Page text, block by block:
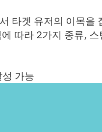
타겟 유저의 이목을
따라 2가지 종류, 스
가능